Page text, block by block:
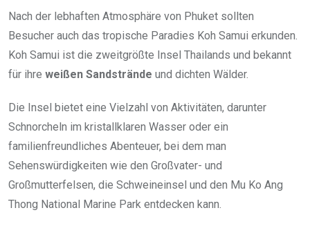
Nach der lebhaften Atmosphäre von Phuket sollten
Besucher auch das tropische Paradies Koh Samui erkunden.
Koh Samui ist die zweitgrößte Insel Thailands und bekannt
für ihre weißen Sandstrände und dichten Wälder.
Die Insel bietet eine Vielzahl von Aktivitäten, darunter
Schnorcheln im kristallklaren Wasser oder ein
familienfreundliches Abenteuer, bei dem man
Sehenswürdigkeiten wie den Großvater- und
Großmutterfelsen, die Schweineinsel und den Mu Ko Ang
Thong National Marine Park entdecken kann.